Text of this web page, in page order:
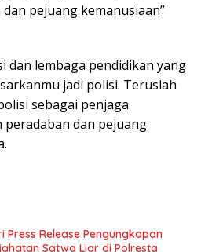
pejuang kemanusiaan”
dan lembaga pendidikan yang
jadi polisi. Teruslah
sebagai penjaga
dan pejuang
Press Release Pengungkapan
Satwa Liar di Polresta